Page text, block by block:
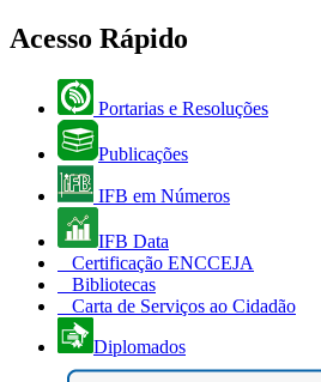
Acesso Rápido
Portarias e Resoluções
Publicações
IFB em Números
IFB Data
Certificação ENCCEJA
Bibliotecas
Carta de Serviços ao Cidadão
Diplomados